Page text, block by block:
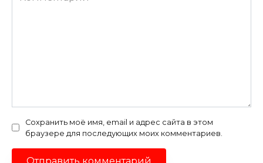
Сохранить моё имя, email и адрес сайта в этом
браузере для последующих моих комментариев.